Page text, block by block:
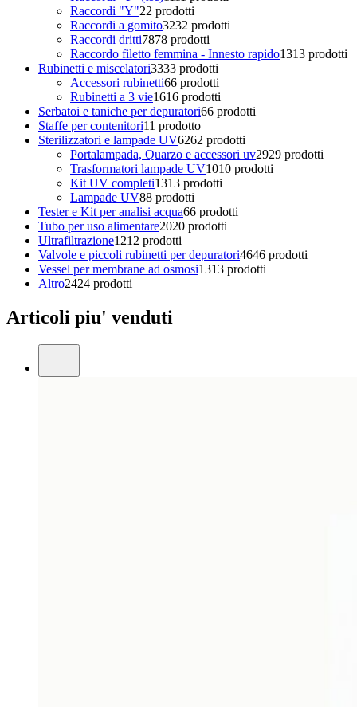
Raccordi "Y"22 prodotti
Raccordi a gomito3232 prodotti
Raccordi dritti7878 prodotti
Raccordo filetto femmina - Innesto rapido1313 prodotti
Rubinetti e miscelatori3333 prodotti
Accessori rubinetti66 prodotti
Rubinetti a 3 vie1616 prodotti
Serbatoi e taniche per depuratori66 prodotti
Staffe per contenitori11 prodotto
Sterilizzatori e lampade UV6262 prodotti
Portalampada, Quarzo e accessori uv2929 prodotti
Trasformatori lampade UV1010 prodotti
Kit UV completi1313 prodotti
Lampade UV88 prodotti
Tester e Kit per analisi acqua66 prodotti
Tubo per uso alimentare2020 prodotti
Ultrafiltrazione1212 prodotti
Valvole e piccoli rubinetti per depuratori4646 prodotti
Vessel per membrane ad osmosi1313 prodotti
Altro2424 prodotti
Articoli piu' venduti